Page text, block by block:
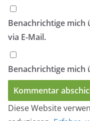
Benachrichtige mich
via E-Mail.
Benachrichtige mich
Diese Website